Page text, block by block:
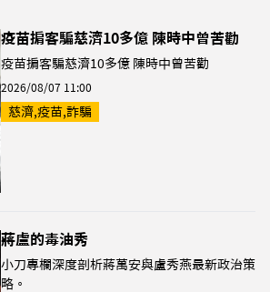
疫苗掮客騙慈濟10多億 陳時中曾苦勸
疫苗掮客騙慈濟10多億 陳時中曾苦勸
2026/08/07 11:00
慈濟,疫苗,詐騙
蔣盧的毒油秀
小刀專欄深度剖析蔣萬安與盧秀燕最新政治策
略。